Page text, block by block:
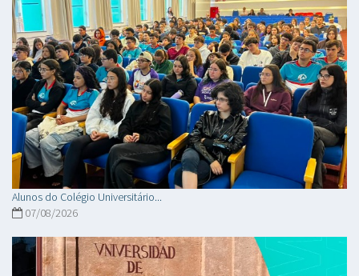
Alunos do Colégio Universitário...
07/08/2026